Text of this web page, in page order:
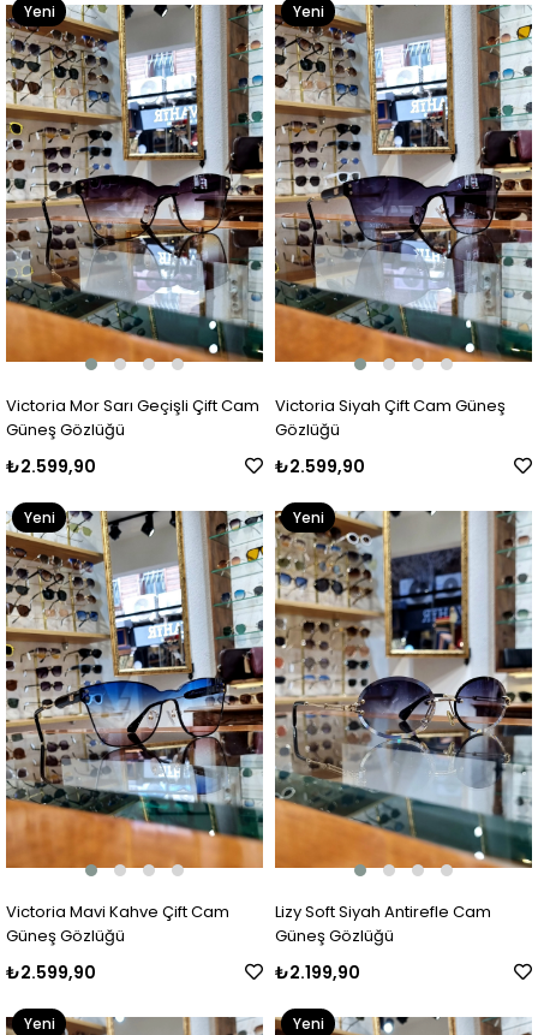
Victoria Mor Sarı Geçişli Çift Cam
Güneş Gözlüğü
₺2.599,90
Yeni
Ürün
Victoria Siyah Çift Cam Güneş
Gözlüğü
₺2.599,90
Yeni
Ürün
Victoria Mavi Kahve Çift Cam
Güneş Gözlüğü
₺2.599,90
Yeni
Ürün
Lizy Soft Siyah Antirefle Cam
Güneş Gözlüğü
₺2.199,90
Yeni
Ürün
Yeni
Yeni